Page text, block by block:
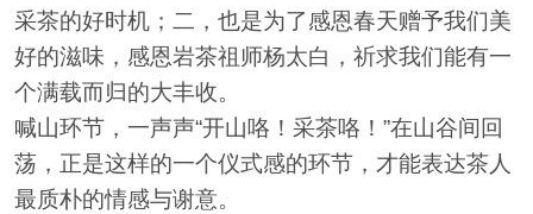
采茶的好时机；二，也是为了感恩春天赠予我们美
好的滋味，感恩岩茶祖师杨太白，祈求我们能有一
个满载而归的大丰收。
喊山环节，一声声“开山咯！采茶咯！”在山谷间回
荡，正是这样的一个仪式感的环节，才能表达茶人
最质朴的情感与谢意。